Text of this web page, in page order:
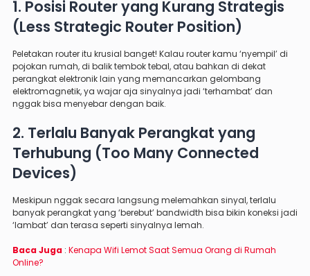
1. Posisi Router yang Kurang Strategis
(Less Strategic Router Position)
Peletakan router itu krusial banget! Kalau router kamu ‘nyempil’ di
pojokan rumah, di balik tembok tebal, atau bahkan di dekat
perangkat elektronik lain yang memancarkan gelombang
elektromagnetik, ya wajar aja sinyalnya jadi ‘terhambat’ dan
nggak bisa menyebar dengan baik.
2. Terlalu Banyak Perangkat yang
Terhubung (Too Many Connected
Devices)
Meskipun nggak secara langsung melemahkan sinyal, terlalu
banyak perangkat yang ‘berebut’ bandwidth bisa bikin koneksi jadi
‘lambat’ dan terasa seperti sinyalnya lemah.
Baca Juga : Kenapa Wifi Lemot Saat Semua Orang di Rumah
Online?